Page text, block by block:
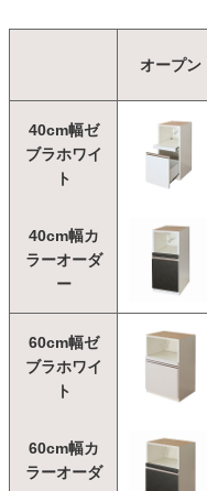
オープン
40cm幅ゼ
ブラホワイ
ト
40cm幅カ
ラーオーダ
ー
60cm幅ゼ
ブラホワイ
ト
60cm幅カ
ラーオーダ